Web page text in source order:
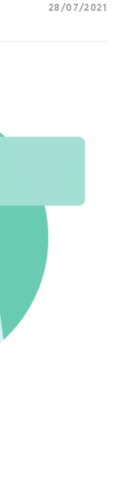
28/07/2021